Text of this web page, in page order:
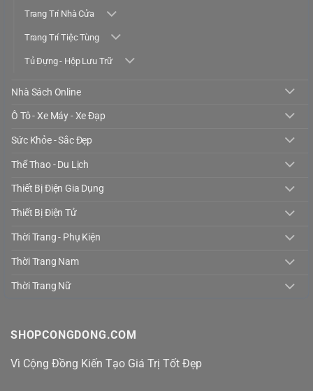
Trang Trí Nhà Cửa
Trang Trí Tiệc Tùng
Tủ Đựng - Hộp Lưu Trữ
Nhà Sách Online
Ô Tô - Xe Máy - Xe Đạp
Sức Khỏe - Sắc Đẹp
Thể Thao - Du Lịch
Thiết Bị Điện Gia Dụng
Thiết Bị Điện Tử
Thời Trang - Phụ Kiện
Thời Trang Nam
Thời Trang Nữ
SHOPCONGDONG.COM
Vì Cộng Đồng Kiến Tạo Giá Trị Tốt Đẹp